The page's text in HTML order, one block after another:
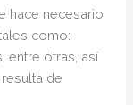
hace necesario
como:
entre otras, así
de